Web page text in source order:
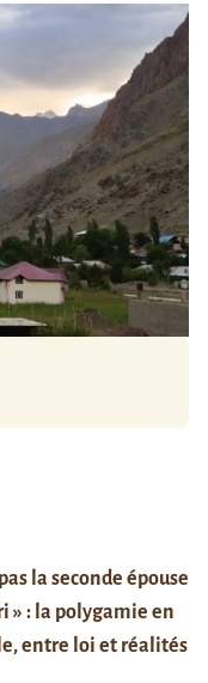
la seconde épouse
» : la polygamie en
entre loi et réalités